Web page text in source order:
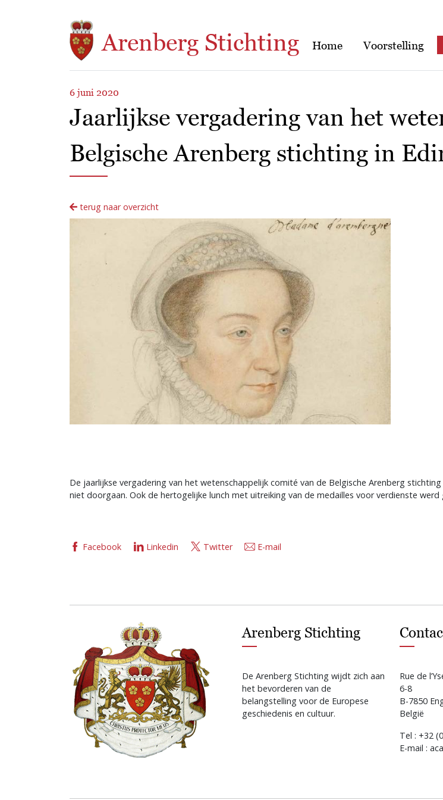
Arenberg Stichting Home Voorstelling
6 juni 2020
Jaarlijkse vergadering van het
Belgische Arenberg stichting in
terug naar overzicht
De jaarlijkse vergadering van het wetenschappelijk comité van de Belgische Arenberg
niet doorgaan. Ook de hertogelijke lunch met uitreiking van de medailles voor verdienste werd
Facebook Linkedin Twitter E-mail
Arenberg Stichting
De Arenberg Stichting wijdt zich aan
het bevorderen van de
belangstelling voor de Europese
geschiedenis en cultuur.
Rue de
6-8
B-7850
België
Tel : +32
E-mail :